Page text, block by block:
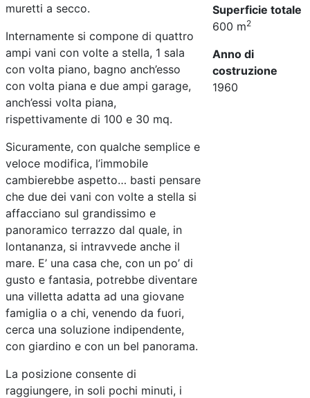
muretti a secco.
Internamente si compone di quattro
ampi vani con volte a stella, 1 sala
con volta piano, bagno anch’esso
con volta piana e due ampi garage,
anch’essi volta piana,
rispettivamente di 100 e 30 mq.
Sicuramente, con qualche semplice e
veloce modifica, l’immobile
cambierebbe aspetto… basti pensare
che due dei vani con volte a stella si
affacciano sul grandissimo e
panoramico terrazzo dal quale, in
lontananza, si intravvede anche il
mare. E’ una casa che, con un po’ di
gusto e fantasia, potrebbe diventare
una villetta adatta ad una giovane
famiglia o a chi, venendo da fuori,
cerca una soluzione indipendente,
con giardino e con un bel panorama.
La posizione consente di
raggiungere, in soli pochi minuti, i
Superficie totale
600 m2
Anno di
costruzione
1960